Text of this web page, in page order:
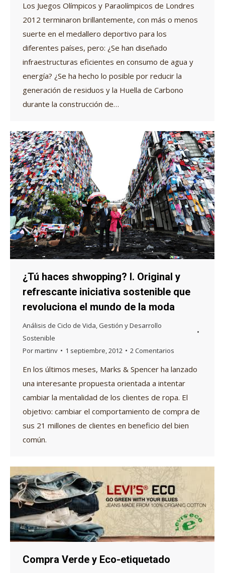
Los Juegos Olímpicos y Paraolímpicos de Londres
2012 terminaron brillantemente, con más o menos
suerte en el medallero deportivo para los
diferentes países, pero: ¿Se han diseñado
infraestructuras eficientes en consumo de agua y
energía? ¿Se ha hecho lo posible por reducir la
generación de residuos y la Huella de Carbono
durante la construcción de…
¿Tú haces shwopping? I. Original y
refrescante iniciativa sostenible que
revoluciona el mundo de la moda
Análisis de Ciclo de Vida, Gestión y Desarrollo
Sostenible
Pormartinv 1 septiembre, 2012 2 Comentarios
En los últimos meses, Marks & Spencer ha lanzado
una interesante propuesta orientada a intentar
cambiar la mentalidad de los clientes de ropa. El
objetivo: cambiar el comportamiento de compra de
sus 21 millones de clientes en beneficio del bien
común.
Compra Verde y Eco-etiquetado